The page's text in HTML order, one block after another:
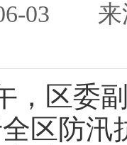
06-03
区委副
区防汛